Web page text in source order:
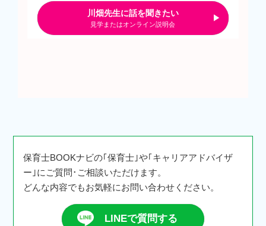
川畑先生に話を聞きたい
見学またはオンライン説明会
保育士BOOKナビの｢保育士｣や｢キャリアアドバイザ
ー｣にご質問･ご相談いただけます。
どんな内容でもお気軽にお問い合わせください。
LINEで質問する